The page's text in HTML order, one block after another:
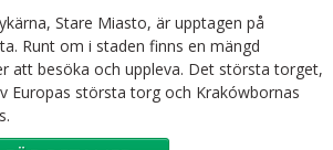
Stare Miasto, är upptagen på
Runt om i staden finns en mängd
att besöka och uppleva. Det största torget,
Europas största torg och Krakówbornas